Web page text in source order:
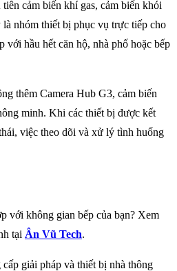
cảm biến khí gas, cảm biến khói
nhóm thiết bị phục vụ trực tiếp cho
với hầu hết căn hộ, nhà phố hoặc bếp
thêm Camera Hub G3, cảm biến
minh. Khi các thiết bị được kết
việc theo dõi và xử lý tình huống
với không gian bếp của bạn? Xem
tại Ân Vũ Tech.
giải pháp và thiết bị nhà thông